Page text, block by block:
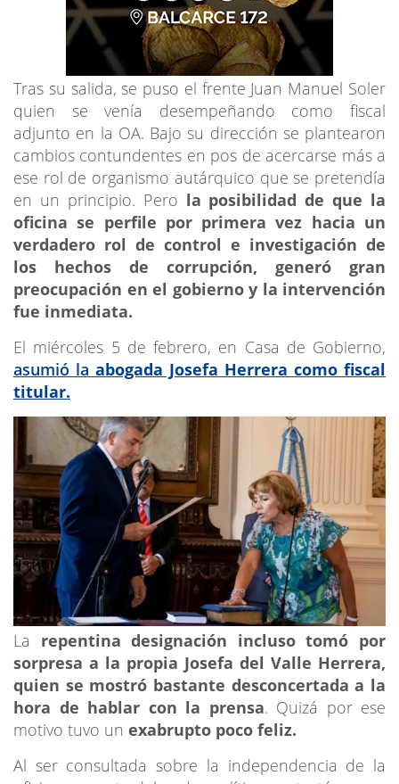
Tras su salida, se puso el frente Juan Manuel Soler
quien se venía desempeñando como fiscal
adjunto en la OA. Bajo su dirección se plantearon
cambios contundentes en pos de acercarse más a
ese rol de organismo autárquico que se pretendía
en un principio. Pero la posibilidad de que la
oficina se perfile por primera vez hacia un
verdadero rol de control e investigación de
los hechos de corrupción, generó gran
preocupación en el gobierno y la intervención
fue inmediata.
El miércoles 5 de febrero, en Casa de Gobierno,
asumió la abogada Josefa Herrera como fiscal
titular.
La repentina designación incluso tomó por
sorpresa a la propia Josefa del Valle Herrera,
quien se mostró bastante desconcertada a la
hora de hablar con la prensa. Quizá por ese
motivo tuvo un exabrupto poco feliz.
Al ser consultada sobre la independencia de la